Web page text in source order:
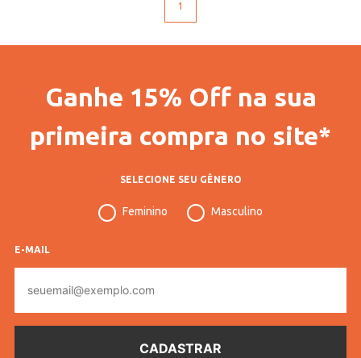
1
Ganhe 15% Off na sua
primeira compra no site*
SELECIONE SEU GÊNERO
Feminino Masculino
E-MAIL
mail